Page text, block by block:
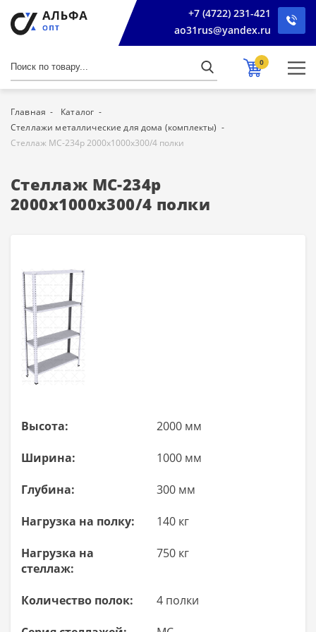
+7 (4722) 231-421
ao31rus@yandex.ru
0
Главная
Каталог
Стеллажи металлические для дома (комплекты)
Стеллаж МС-234р 2000х1000х300/4 полки
Стеллаж МС-234р
2000х1000х300/4 полки
Высота: 2000 мм
Ширина: 1000 мм
Глубина: 300 мм
Нагрузка на полку: 140 кг
Нагрузка на
стеллаж:
750 кг
Количество полок: 4 полки